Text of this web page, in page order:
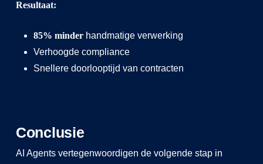
Resultaat:
85% minderhandmatige verwerking
Verhoogde compliance
Snellere doorlooptijd van contracten
Conclusie
AI Agents vertegenwoordigen de volgende stap in